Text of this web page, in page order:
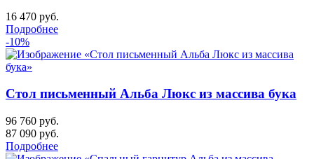
16 470 руб.
Подробнее
-10%
Стол письменный Альба Люкс из массива бука
96 760 руб.
87 090 руб.
Подробнее